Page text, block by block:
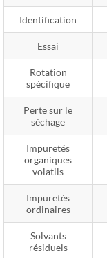
Identification
Essai
Rotation
spécifique
Perte sur le
séchage
Impuretés
organiques
volatils
Impuretés
ordinaires
Solvants
résiduels